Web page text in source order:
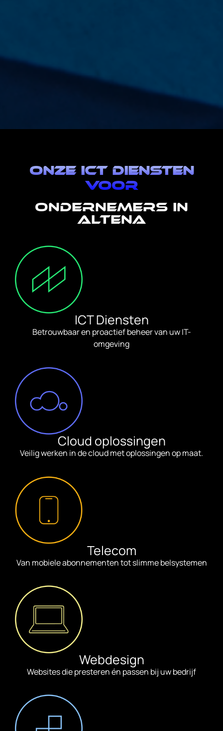
Onze ict diensten
voor
ondernemers in
Altena
ICT Diensten
Betrouwbaar en proactief beheer van uw IT-
omgeving
Cloud oplossingen
Veilig werken in de cloud met oplossingen op maat.
Telecom
Van mobiele abonnementen tot slimme belsystemen
Webdesign
Websites die presteren én passen bij uw bedrijf